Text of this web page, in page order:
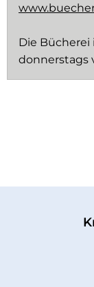
Die
donnerstags